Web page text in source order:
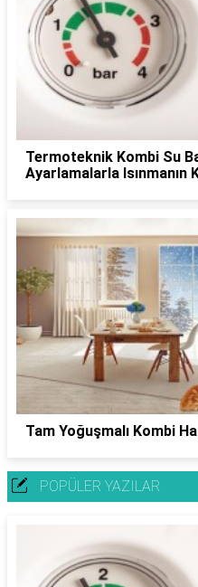
Termoteknik Kombi Su
Ayarlamalarla Isınmanın
Tam Yoğuşmalı Kombi
POPÜLER YAZILAR